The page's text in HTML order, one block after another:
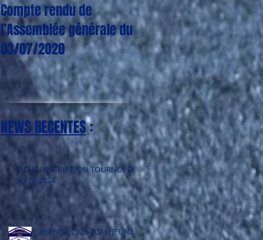
Compte rendu de
l’Assemblée générale du
03/07/2020
CORONAVIRUS : Plus
aucun entraînement,
match, tournoi jusqu'à
nouvel ordre
NEWS RECENTES:
FICHE INSCRIPTION TOURNOI DE
SIXTE 2024
REPRISE 2023-2024 (JEUNES)